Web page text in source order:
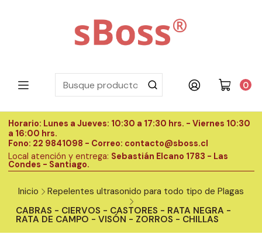
0
Horario: Lunes a Jueves: 10:30 a 17:30 hrs. - Viernes 10:30
a 16:00 hrs.
Fono: 22 9841098 - Correo: contacto@sboss.cl
Local atención y entrega: Sebastián Elcano 1783 - Las
Condes - Santiago.
Inicio
Repelentes ultrasonido para todo tipo de Plagas
CABRAS - CIERVOS - CASTORES - RATA NEGRA -
RATA DE CAMPO - VISÓN - ZORROS - CHILLAS